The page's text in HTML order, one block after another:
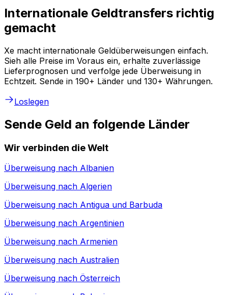
Internationale Geldtransfers richtig
gemacht
Xe macht internationale Geldüberweisungen einfach.
Sieh alle Preise im Voraus ein, erhalte zuverlässige
Lieferprognosen und verfolge jede Überweisung in
Echtzeit. Sende in 190+ Länder und 130+ Währungen.
Loslegen
Sende Geld an folgende Länder
Wir verbinden die Welt
Überweisung nach Albanien
Überweisung nach Algerien
Überweisung nach Antigua und Barbuda
Überweisung nach Argentinien
Überweisung nach Armenien
Überweisung nach Australien
Überweisung nach Österreich